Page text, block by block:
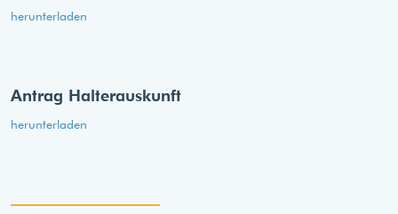
herunterladen
Antrag Halterauskunft
herunterladen